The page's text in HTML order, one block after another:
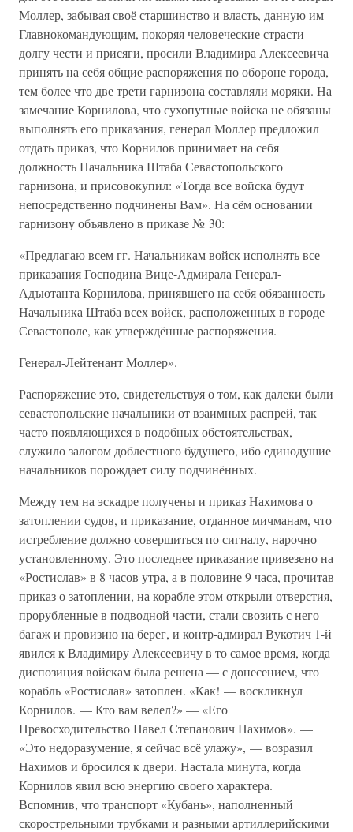
Моллер, забывая своё старшинство и власть, данную им
Главнокомандующим, покоряя человеческие страсти
долгу чести и присяги, просили Владимира Алексеевича
принять на себя общие распоряжения по обороне города,
тем более что две трети гарнизона составляли моряки. На
замечание Корнилова, что сухопутные войска не обязаны
выполнять его приказания, генерал Моллер предложил
отдать приказ, что Корнилов принимает на себя
должность Начальника Штаба Севастопольского
гарнизона, и присовокупил: «Тогда все войска будут
непосредственно подчинены Вам». На сём основании
гарнизону объявлено в приказе № 30:
«Предлагаю всем гг. Начальникам войск исполнять все
приказания Господина Вице-Адмирала Генерал-
Адъютанта Корнилова, принявшего на себя обязанность
Начальника Штаба всех войск, расположенных в городе
Севастополе, как утверждённые распоряжения.
Генерал-Лейтенант Моллер».
Распоряжение это, свидетельствуя о том, как далеки были
севастопольские начальники от взаимных распрей, так
часто появляющихся в подобных обстоятельствах,
служило залогом доблестного будущего, ибо единодушие
начальников порождает силу подчинённых.
Между тем на эскадре получены и приказ Нахимова о
затоплении судов, и приказание, отданное мичманам, что
истребление должно совершиться по сигналу, нарочно
установленному. Это последнее приказание привезено на
«Ростислав» в 8 часов утра, а в половине 9 часа, прочитав
приказ о затоплении, на корабле этом открыли отверстия,
прорубленные в подводной части, стали свозить с него
багаж и провизию на берег, и контр-адмирал Вукотич 1-й
явился к Владимиру Алексеевичу в то самое время, когда
диспозиция войскам была решена — с донесением, что
корабль «Ростислав» затоплен. «Как! — воскликнул
Корнилов. — Кто вам велел?» — «Его
Превосходительство Павел Степанович Нахимов». —
«Это недоразумение, я сейчас всё улажу», — возразил
Нахимов и бросился к двери. Настала минута, когда
Корнилов явил всю энергию своего характера.
Вспомнив, что транспорт «Кубань», наполненный
скорострельными трубками и разными артиллерийскими